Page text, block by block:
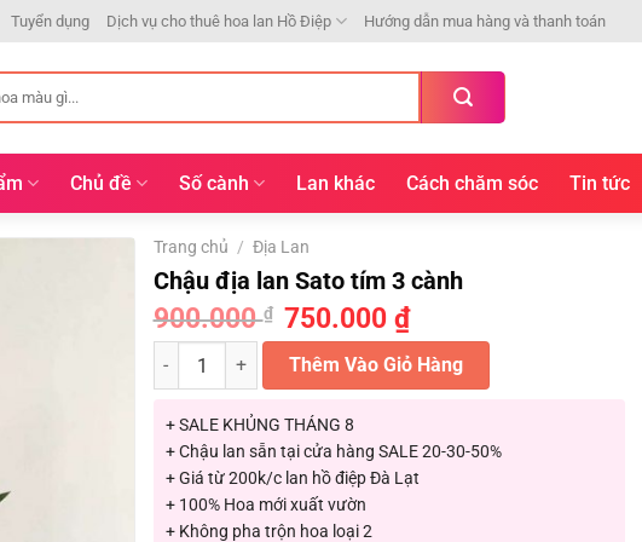
Tuyển dụng Dịch vụ cho thuê hoa lan Hồ Điệp Hướng dẫn mua hàng và thanh toán
Chủ đề Số cành Lan khác Cách chăm sóc Tin tức
Trang chủ / Địa Lan
Chậu địa lan Sato tím 3 cành
900.000₫ Giá
gốc
là:
900.000 ₫.
750.000₫Giá
tại
là:
750.000 ₫.
Chậu địa lan Sato tím 3 cành số lượng
Thêm Vào Giỏ Hàng
+ SALE KHỦNG THÁNG 8
+ Chậu lan sẵn tại cửa hàng SALE 20-30-50%
+ Giá từ 200k/c lan hồ điệp Đà Lạt
+ 100% Hoa mới xuất vườn
+ Không pha trộn hoa loại 2